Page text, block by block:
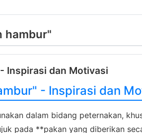
hambur"
Inspirasi dan Motivasi
- Inspirasi dan
dalam bidang peternakan,
pada **pakan yang diberikan